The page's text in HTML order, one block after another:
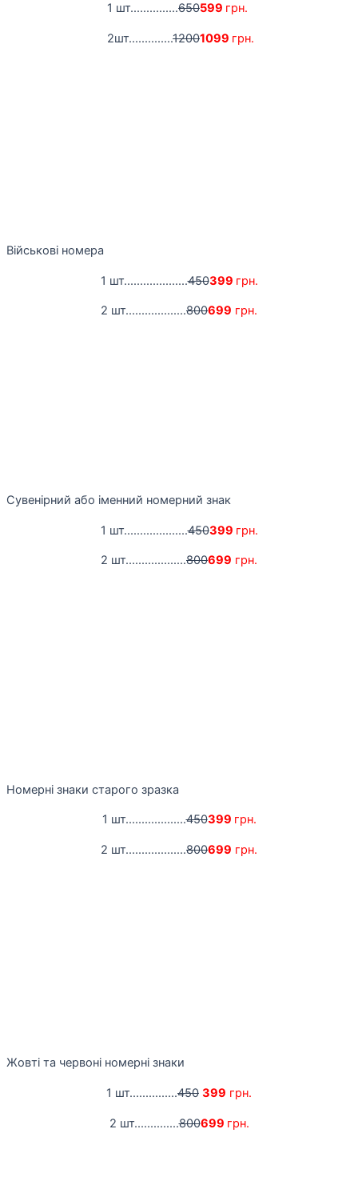
1 шт...............650599 грн.
2шт..............12001099 грн.
Військові номера
1 шт....................450399 грн.
2 шт...................800699 грн.
Сувенірний або іменний номерний знак
1 шт....................450399 грн.
2 шт...................800699 грн.
Номерні знаки старого зразка
1 шт...................450399 грн.
2 шт...................800699 грн.
Жовті та червоні номерні знаки
1 шт...............450 399 грн.
2 шт..............800699 грн.